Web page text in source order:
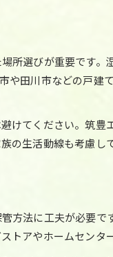
町など各自治体の住
の返骨を守る湿度管
めの清掃頻度と実践
湿気取りの組み合わ
のお骨管理で避けた
所選びが重要です
田川市などの戸
けてください。筑
生活動線も考慮し
方法に工夫が必要
アやホームセンタ